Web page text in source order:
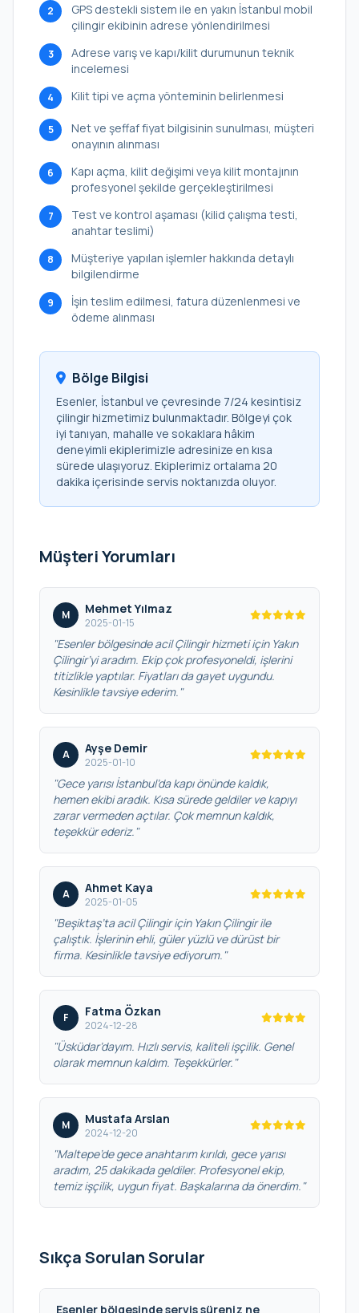
2
GPS destekli sistem ile en yakın İstanbul mobil
çilingir ekibinin adrese yönlendirilmesi
3
Adrese varış ve kapı/kilit durumunun teknik
incelemesi
4 Kilit tipi ve açma yönteminin belirlenmesi
5
Net ve şeffaf fiyat bilgisinin sunulması, müşteri
onayının alınması
6
Kapı açma, kilit değişimi veya kilit montajının
profesyonel şekilde gerçekleştirilmesi
7
Test ve kontrol aşaması (kilid çalışma testi,
anahtar teslimi)
8
Müşteriye yapılan işlemler hakkında detaylı
bilgilendirme
9
İşin teslim edilmesi, fatura düzenlenmesi ve
ödeme alınması
Bölge Bilgisi
Esenler, İstanbul ve çevresinde 7/24 kesintisiz
çilingir hizmetimiz bulunmaktadır. Bölgeyi çok
iyi tanıyan, mahalle ve sokaklara hâkim
deneyimli ekiplerimizle adresinize en kısa
sürede ulaşıyoruz. Ekiplerimiz ortalama 20
dakika içerisinde servis noktanızda oluyor.
Müşteri Yorumları
M Mehmet Yılmaz
2025-01-15
"Esenler bölgesinde acil Çilingir hizmeti için Yakın
Çilingir’yi aradım. Ekip çok profesyoneldi, işlerini
titizlikle yaptılar. Fiyatları da gayet uygundu.
Kesinlikle tavsiye ederim."
A Ayşe Demir
2025-01-10
"Gece yarısı İstanbul’da kapı önünde kaldık,
hemen ekibi aradık. Kısa sürede geldiler ve kapıyı
zarar vermeden açtılar. Çok memnun kaldık,
teşekkür ederiz."
A Ahmet Kaya
2025-01-05
"Beşiktaş’ta acil Çilingir için Yakın Çilingir ile
çalıştık. İşlerinin ehli, güler yüzlü ve dürüst bir
firma. Kesinlikle tavsiye ediyorum."
F Fatma Özkan
2024-12-28
"Üsküdar’dayım. Hızlı servis, kaliteli işçilik. Genel
olarak memnun kaldım. Teşekkürler."
M Mustafa Arslan
2024-12-20
"Maltepe’de gece anahtarım kırıldı, gece yarısı
aradım, 25 dakikada geldiler. Profesyonel ekip,
temiz işçilik, uygun fiyat. Başkalarına da önerdim."
Sıkça Sorulan Sorular
Esenler bölgesinde servis süreniz ne